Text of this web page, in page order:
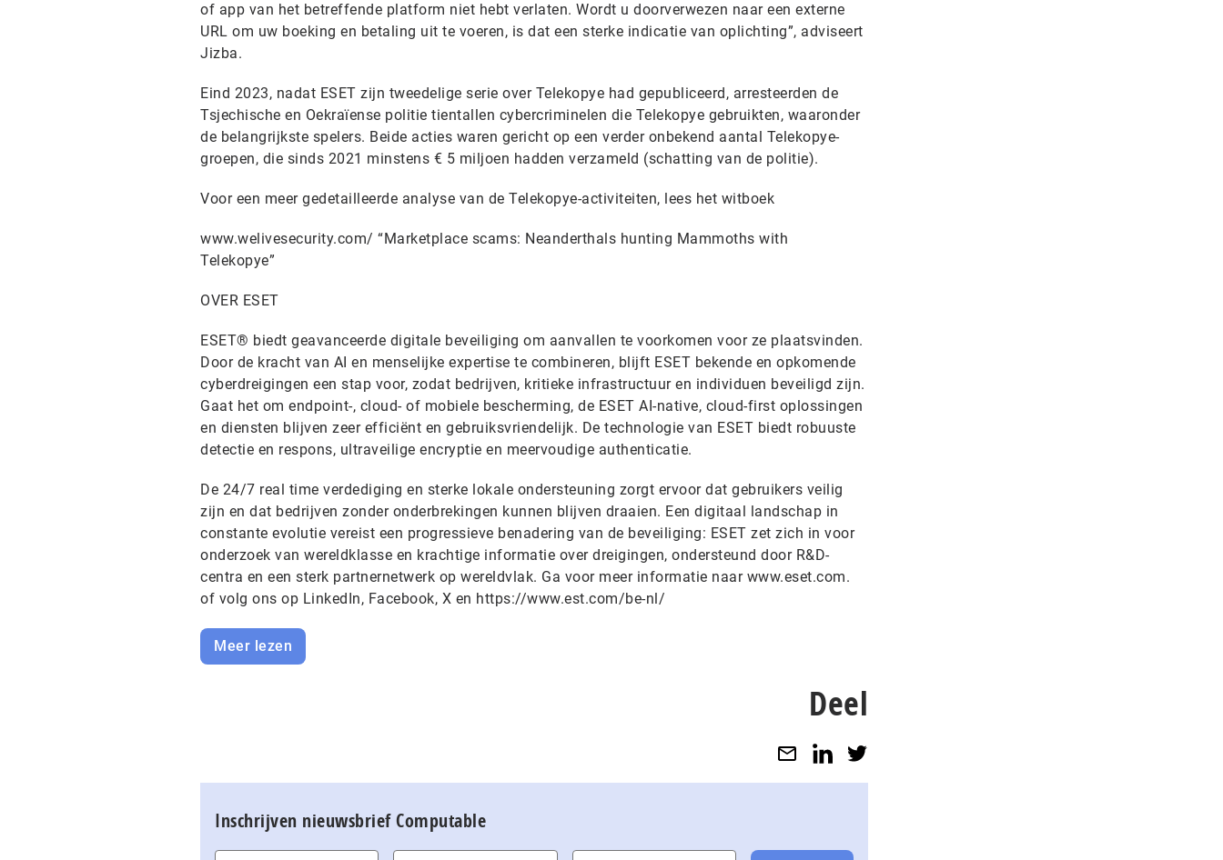
of app van het betreffende platform niet hebt verlaten. Wordt u doorverwezen naar een externe
URL om uw boeking en betaling uit te voeren, is dat een sterke indicatie van oplichting”, adviseert
Jizba.
Eind 2023, nadat ESET zijn tweedelige serie over Telekopye had gepubliceerd, arresteerden de
Tsjechische en Oekraïense politie tientallen cybercriminelen die Telekopye gebruikten, waaronder
de belangrijkste spelers. Beide acties waren gericht op een verder onbekend aantal Telekopye-
groepen, die sinds 2021 minstens € 5 miljoen hadden verzameld (schatting van de politie).
Voor een meer gedetailleerde analyse van de Telekopye-activiteiten, lees het witboek
www.welivesecurity.com/ “Marketplace scams: Neanderthals hunting Mammoths with
Telekopye”
OVER ESET
ESET® biedt geavanceerde digitale beveiliging om aanvallen te voorkomen voor ze plaatsvinden.
Door de kracht van AI en menselijke expertise te combineren, blijft ESET bekende en opkomende
cyberdreigingen een stap voor, zodat bedrijven, kritieke infrastructuur en individuen beveiligd zijn.
Gaat het om endpoint-, cloud- of mobiele bescherming, de ESET AI-native, cloud-first oplossingen
en diensten blijven zeer efficiënt en gebruiksvriendelijk. De technologie van ESET biedt robuuste
detectie en respons, ultraveilige encryptie en meervoudige authenticatie.
De 24/7 real time verdediging en sterke lokale ondersteuning zorgt ervoor dat gebruikers veilig
zijn en dat bedrijven zonder onderbrekingen kunnen blijven draaien. Een digitaal landschap in
constante evolutie vereist een progressieve benadering van de beveiliging: ESET zet zich in voor
onderzoek van wereldklasse en krachtige informatie over dreigingen, ondersteund door R&D-
centra en een sterk partnernetwerk op wereldvlak. Ga voor meer informatie naar www.eset.com.
of volg ons op LinkedIn, Facebook, X en https://www.est.com/be-nl/
Meer lezen
Deel
Inschrijven nieuwsbrief Computable